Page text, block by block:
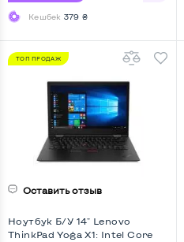
Кешбек 379 ₴
ТОП ПРОДАЖ
Оставить отзыв
Ноутбук Б/У 14" Lenovo
ThinkPad Yoga X1: Intel Core